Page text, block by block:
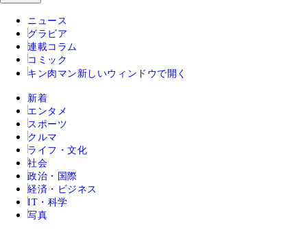
ニュース
グラビア
連載コラム
コミック
キン肉マン 新しいウィンドウで開く
新着
エンタメ
スポーツ
クルマ
ライフ・文化
社会
政治・国際
経済・ビジネス
IT・科学
写真